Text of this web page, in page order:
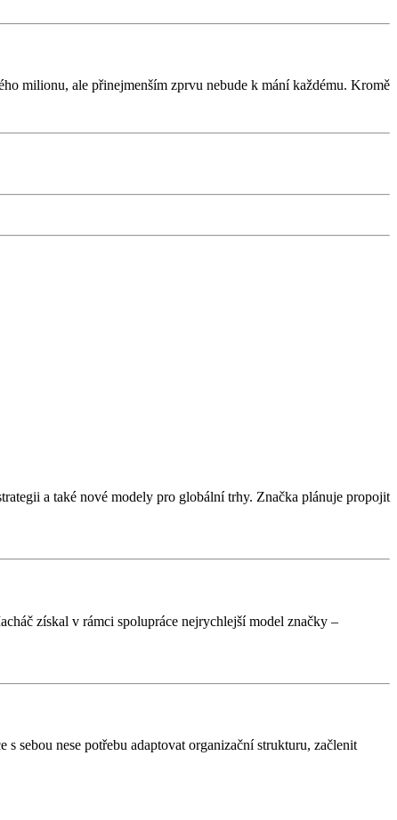
milionu, ale přinejmenším zprvu nebude k mání každému. Kromě
a také nové modely pro globální trhy. Značka plánuje propojit
získal v rámci spolupráce nejrychlejší model značky –
sebou nese potřebu adaptovat organizační strukturu, začlenit